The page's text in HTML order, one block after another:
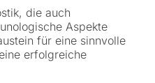
die auch
Aspekte
für eine sinnvolle
erfolgreiche